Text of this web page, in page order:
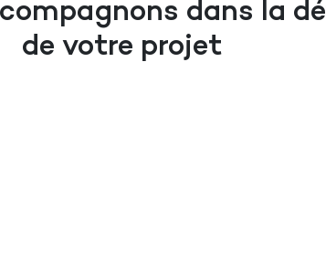
dans la
de votre projet